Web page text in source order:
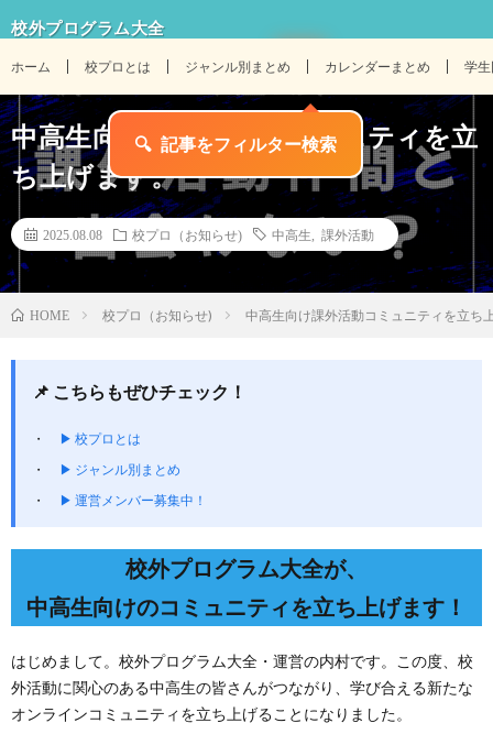
校外プログラム大全
ホーム 校プロとは ジャンル別まとめ カレンダーまとめ 学
中高生向け課外活動コミュニティを立
ち上げます。
2025.08.08 校プロ（お知らせ) 中高生 課外活動
HOME 校プロ（お知らせ) 中高生向け課外活動コミュニティを立ち
📌 こちらもぜひチェック！
▶ 校プロとは
▶ ジャンル別まとめ
▶ 運営メンバー募集中！
校外プログラム大全が、
中高生向けのコミュニティを立ち上げます！
はじめまして。校外プログラム大全・運営の内村です。この度、校
外活動に関心のある中高生の皆さんがつながり、学び合える新たな
オンラインコミュニティを立ち上げることになりました。